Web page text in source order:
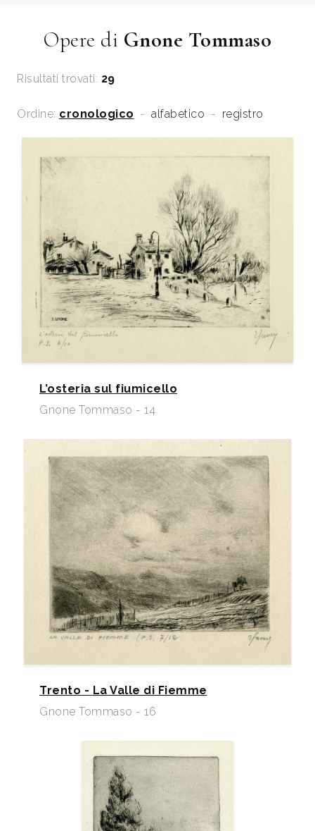
Opere di Gnone Tommaso
Risultati trovati: 29
Ordine: cronologico - alfabetico - registro
L’osteria sul fiumicello
Gnone Tommaso - 14
Trento - La Valle di Fiemme
Gnone Tommaso - 16